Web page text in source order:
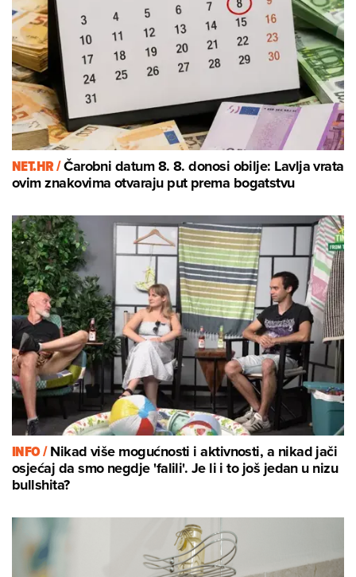
NET.HR /Čarobni datum 8. 8. donosi obilje: Lavlja vrata
ovim znakovima otvaraju put prema bogatstvu
INFO /Nikad više mogućnosti i aktivnosti, a nikad jači
osjećaj da smo negdje 'falili'. Je li i to još jedan u nizu
bullshita?